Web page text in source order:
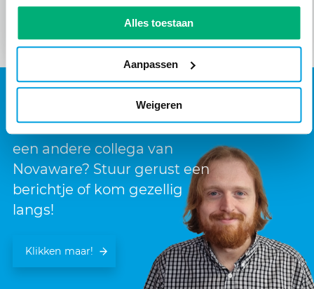
Alles toestaan
Aanpassen
Weigeren
Meer informatie
Kennis maken met David of
een andere collega van
Novaware? Stuur gerust een
berichtje of kom gezellig
langs!
Klikken maar!